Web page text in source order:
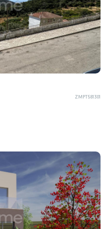
ZMPT581301